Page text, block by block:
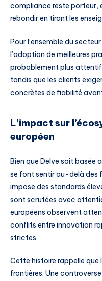
compliance reste porteur,
rebondir en tirant les
Pour l’ensemble du
l’adoption de meilleures
probablement plus
tandis que les clients
concrètes de fiabilité
L’impact sur
européen
Bien que Delve soit basée
se font sentir au-delà des
impose des standards
sont scrutées avec
européens observent
conflits entre innovation
strictes.
Cette histoire rappelle
frontières. Une